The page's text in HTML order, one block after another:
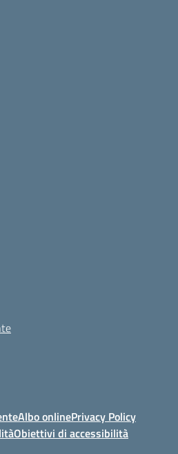
Albo onlinePrivacy Policy
Obiettivi di accessibilità